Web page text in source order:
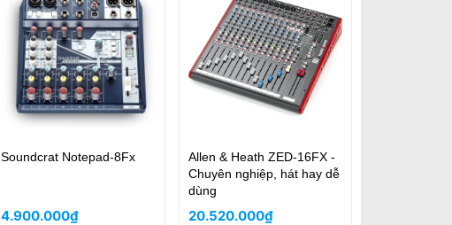
Soundcrat Notepad-8Fx
4.900.000₫
Allen & Heath ZED-16FX -
Chuyên nghiệp, hát hay dễ
dùng
20.520.000₫